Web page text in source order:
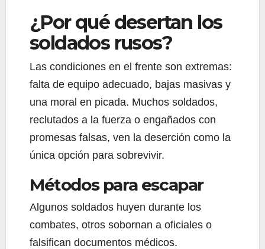
¿Por qué desertan los
soldados rusos?
Las condiciones en el frente son extremas:
falta de equipo adecuado, bajas masivas y
una moral en picada. Muchos soldados,
reclutados a la fuerza o engañados con
promesas falsas, ven la deserción como la
única opción para sobrevivir.
Métodos para escapar
Algunos soldados huyen durante los
combates, otros sobornan a oficiales o
falsifican documentos médicos.